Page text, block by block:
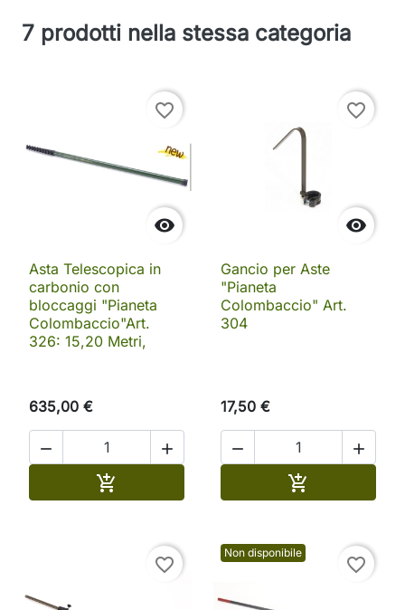
7 prodotti nella stessa categoria

favorite_border
Asta Telescopica in
carbonio con
bloccaggi "Pianeta
Colombaccio"Art.
326: 15,20 Metri,
635,00 €
 


favorite_border
Gancio per Aste
"Pianeta
Colombaccio" Art.
304
17,50 €
 

favorite_border
Non disponibile
favorite_border